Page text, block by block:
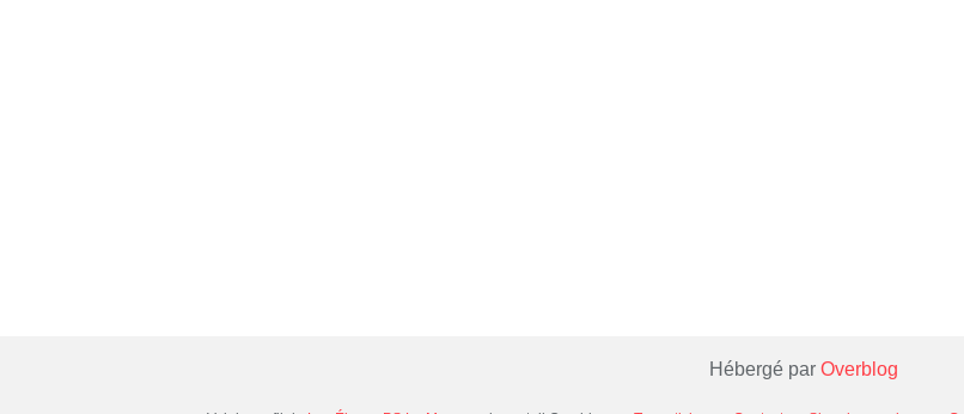
Hébergé par Overblog